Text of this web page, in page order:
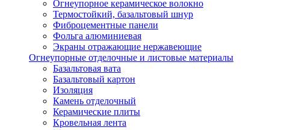
Огнеупорное керамическое волокно
Термостойкий, базальтовый шнур
Фиброцементные панели
Фольга алюминиевая
Экраны отражающие нержавеющие
Огнеупорные отделочные и листовые материалы
Базальтовая вата
Базальтовый картон
Изоляция
Камень отделочный
Керамические плиты
Кровельная лента